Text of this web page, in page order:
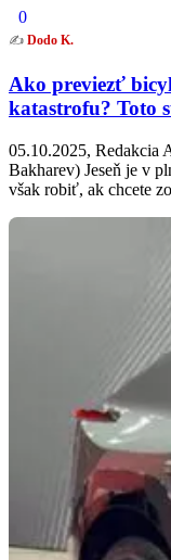
0
✍️ Dodo K.
Ako previezť
katastrofu? Toto
05.10.2025, Redakcia
Bakharev) Jeseň je v
však robiť, ak chcete